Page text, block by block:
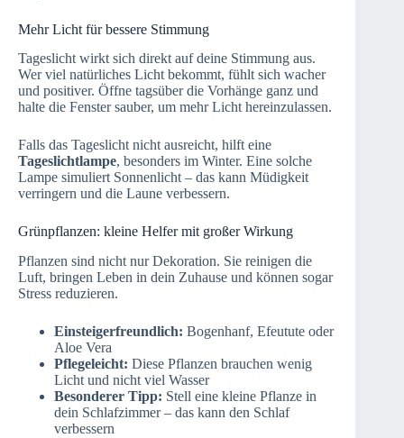
Mehr Licht für bessere Stimmung
Tageslicht wirkt sich direkt auf deine Stimmung aus.
Wer viel natürliches Licht bekommt, fühlt sich wacher
und positiver. Öffne tagsüber die Vorhänge ganz und
halte die Fenster sauber, um mehr Licht hereinzulassen.
Falls das Tageslicht nicht ausreicht, hilft eine
Tageslichtlampe, besonders im Winter. Eine solche
Lampe simuliert Sonnenlicht – das kann Müdigkeit
verringern und die Laune verbessern.
Grünpflanzen: kleine Helfer mit großer Wirkung
Pflanzen sind nicht nur Dekoration. Sie reinigen die
Luft, bringen Leben in dein Zuhause und können sogar
Stress reduzieren.
Einsteigerfreundlich: Bogenhanf, Efeutute oder
Aloe Vera
Pflegeleicht: Diese Pflanzen brauchen wenig
Licht und nicht viel Wasser
Besonderer Tipp: Stell eine kleine Pflanze in
dein Schlafzimmer – das kann den Schlaf
verbessern